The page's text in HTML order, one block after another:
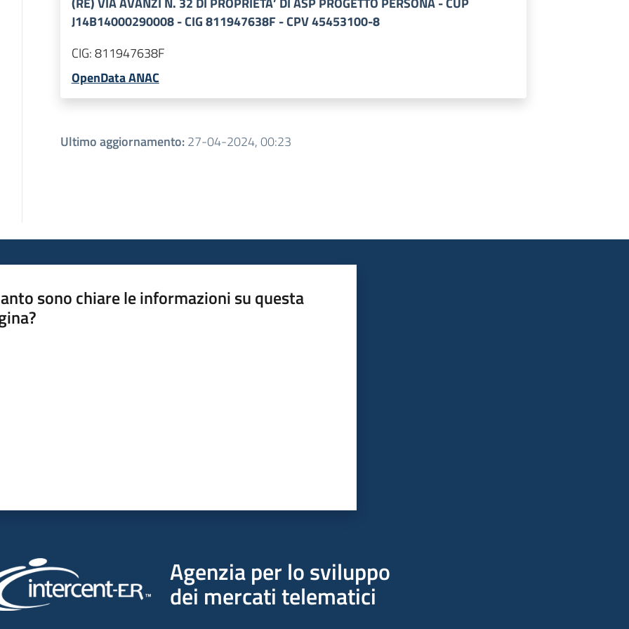
J14B14000290008 - CIG 811947638F - CPV 45453100-8
CIG:811947638F
OpenData ANAC
Ultimo aggiornamento:27-04-2024, 00:23
sono chiare le informazioni su questa
Agenzia per lo sviluppo
dei mercati telematici